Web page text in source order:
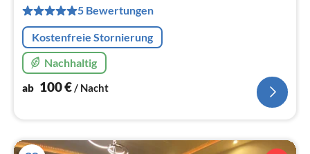
5 Bewertungen
Kostenfreie Stornierung
Nachhaltig
ab 100€/ Nacht